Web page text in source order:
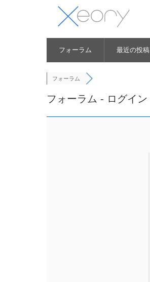
フォーラム 最近の投稿
フォーラム
フォーラム - ログイン